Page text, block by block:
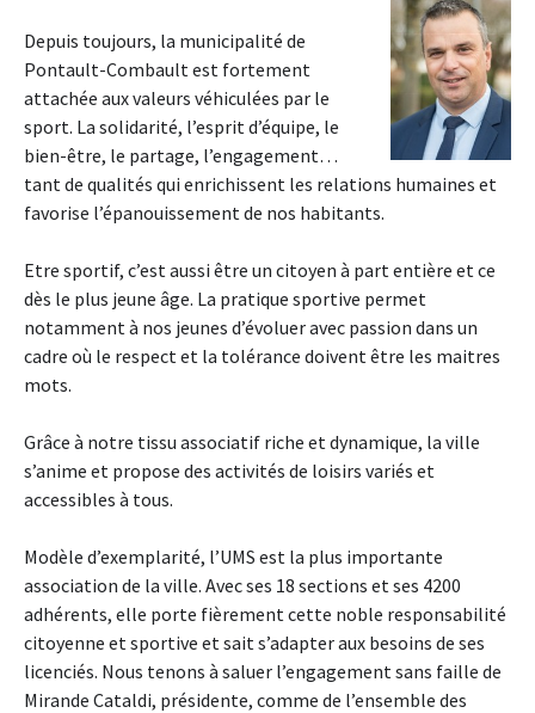
Depuis toujours, la municipalité de
Pontault-Combault est fortement
attachée aux valeurs véhiculées par le
sport. La solidarité, l’esprit d’équipe, le
bien-être, le partage, l’engagement…
tant de qualités qui enrichissent les relations humaines et
favorise l’épanouissement de nos habitants.
Etre sportif, c’est aussi être un citoyen à part entière et ce
dès le plus jeune âge. La pratique sportive permet
notamment à nos jeunes d’évoluer avec passion dans un
cadre où le respect et la tolérance doivent être les maitres
mots.
Grâce à notre tissu associatif riche et dynamique, la ville
s’anime et propose des activités de loisirs variés et
accessibles à tous.
Modèle d’exemplarité, l’UMS est la plus importante
association de la ville. Avec ses 18 sections et ses 4200
adhérents, elle porte fièrement cette noble responsabilité
citoyenne et sportive et sait s’adapter aux besoins de ses
licenciés. Nous tenons à saluer l’engagement sans faille de
Mirande Cataldi, présidente, comme de l’ensemble des